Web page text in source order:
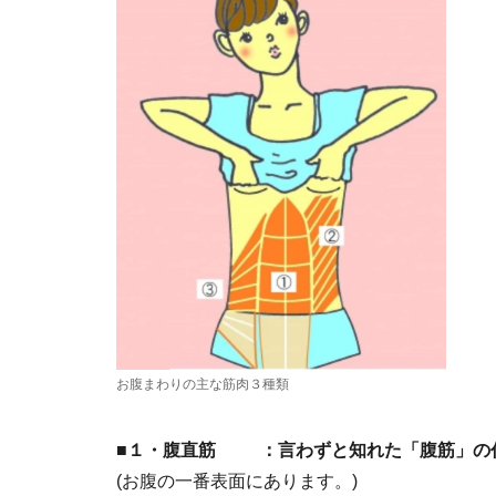
お腹まわりの主な筋肉３種類
■１・腹直筋 ：言わずと知れた「腹筋」の
(お腹の一番表面にあります。)